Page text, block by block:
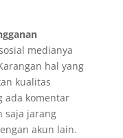
medianya
hal yang
kualitas
ada komentar
saja jarang
akun lain.